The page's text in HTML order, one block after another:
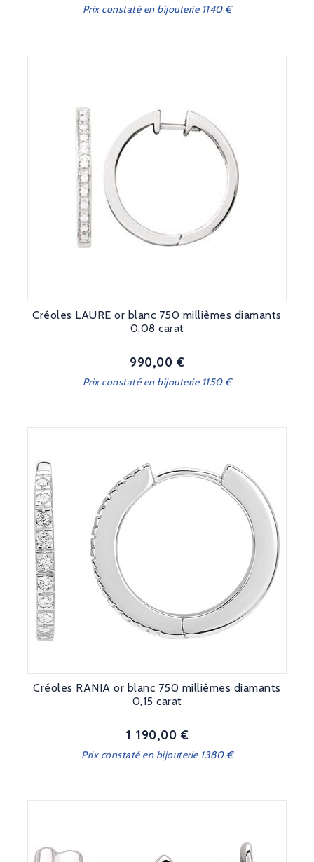
Prix constaté en bijouterie 1140 €
Créoles LAURE or blanc 750 millièmes diamants
0,08 carat
Prix
990,00 €
Prix constaté en bijouterie 1150 €
Créoles RANIA or blanc 750 millièmes diamants
0,15 carat
Prix
1 190,00 €
Prix constaté en bijouterie 1380 €